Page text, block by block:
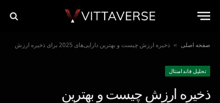
صفحه اصلی » ذخیره ارزش چیست و بهترین دارایی‌های 2025 برای ذخیره ارزش
تحليل فاندامنتال
ذخیره ارزش چیست و بهترین